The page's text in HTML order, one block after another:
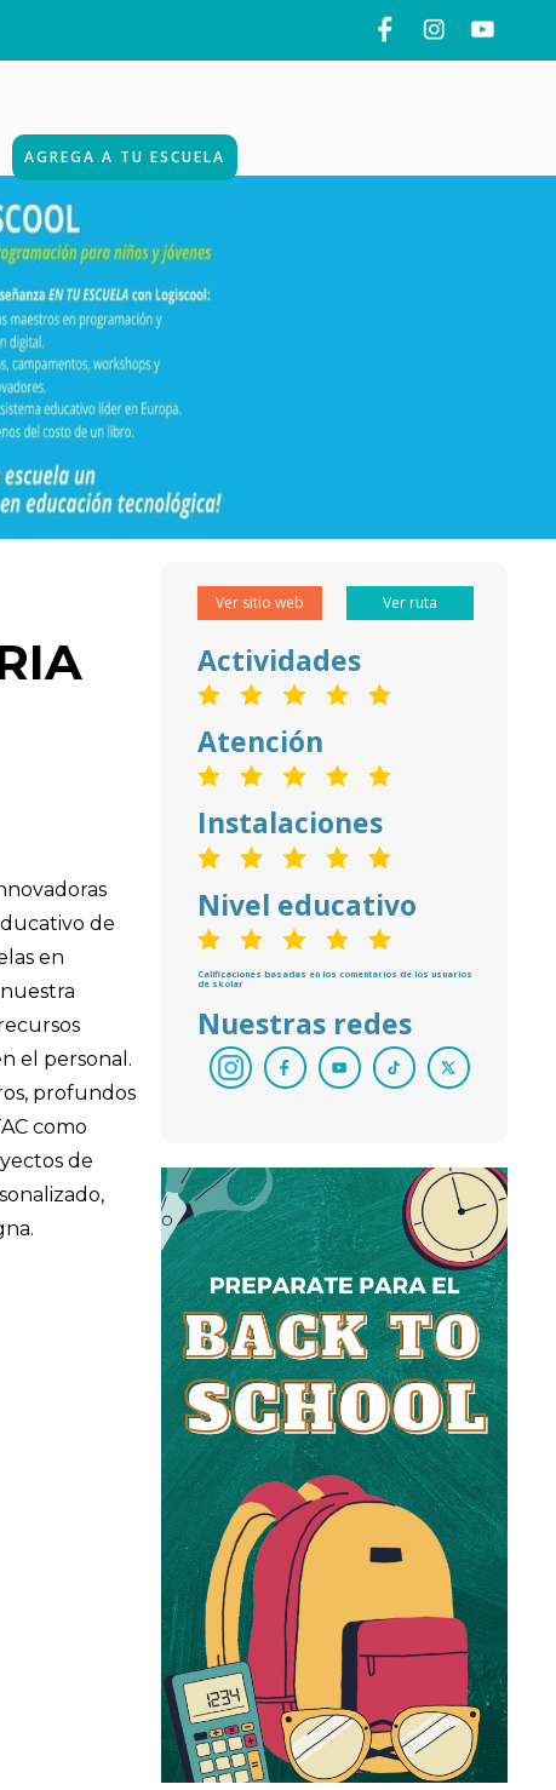
AGREGA A TU ESCUELA
de
en
el personal.
profundos
como
de
Ver sitio web Ver ruta
Actividades
Atención
Instalaciones
Nivel educativo
Calificaciones basadas en los comentarios de los usuarios
de skolar
Nuestras redes